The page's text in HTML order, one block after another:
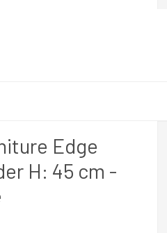
Edge
H: 45 cm -